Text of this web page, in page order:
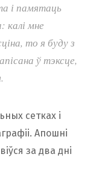
і памятаць
калі мне
то я буду з
ў тэксце,
сетках і
Апошні
за два дні